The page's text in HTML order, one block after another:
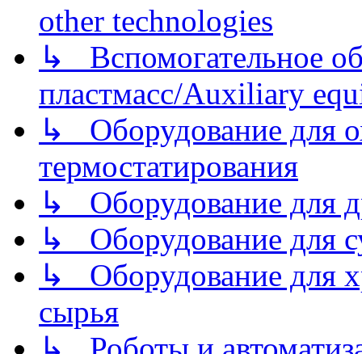
other technologies
↳ Вспомогательное
пластмасс/Auxiliary
↳ Оборудование для
термостатирования
↳ Оборудование для
↳ Оборудование для
↳ Оборудование для
сырья